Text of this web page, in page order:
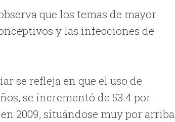
que los temas de mayor
y las infecciones de
se refleja en que el uso de
se incrementó de 53.4 por
2009, situándose muy por arriba